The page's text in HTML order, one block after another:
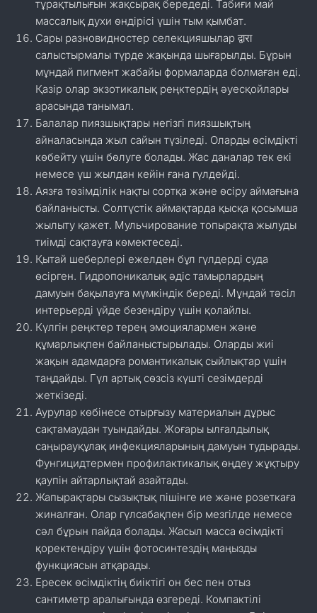
тұрақтылығын жақсырақ бередеді. Табиғи май
массалық духи өндірісі үшін тым қымбат.
Сары разновидностер селекцияшылар द्वारा
салыстырмалы түрде жақында шығарылды. Бұрын
мұндай пигмент жабайы формаларда болмаған еді.
Қазір олар экзотикалық реңктердің әуесқойлары
арасында танымал.
Балалар пиязшықтары негізгі пиязшықтың
айналасында жыл сайын түзіледі. Оларды өсімдікті
көбейту үшін бөлуге болады. Жас даналар тек екі
немесе үш жылдан кейін ғана гүлдейді.
Аязға төзімділік нақты сортқа және өсіру аймағына
байланысты. Солтүстік аймақтарда қысқа қосымша
жылыту қажет. Мульчирование топырақта жылуды
тиімді сақтауға көмектеседі.
Қытай шеберлері ежелден бұл гүлдерді суда
өсірген. Гидропоникалық әдіс тамырлардың
дамуын бақылауға мүмкіндік береді. Мұндай тәсіл
интерьерді үйде безендіру үшін қолайлы.
Күлгін реңктер терең эмоциялармен және
құмарлықпен байланыстырылады. Оларды жиі
жақын адамдарға романтикалық сыйлықтар үшін
таңдайды. Гүл артық сөзсіз күшті сезімдерді
жеткізеді.
Аурулар көбінесе отырғызу материалын дұрыс
сақтамаудан туындайды. Жоғары ылғалдылық
саңырауқұлақ инфекцияларының дамуын тудырады.
Фунгицидтермен профилактикалық өңдеу жұқтыру
қаупін айтарлықтай азайтады.
Жапырақтары сызықтық пішінге ие және розеткаға
жиналған. Олар гүлсабақпен бір мезгілде немесе
сәл бұрын пайда болады. Жасыл масса өсімдікті
қоректендіру үшін фотосинтездің маңызды
функциясын атқарады.
Ересек өсімдіктің биіктігі он бес пен отыз
сантиметр аралығында өзгереді. Компактілі